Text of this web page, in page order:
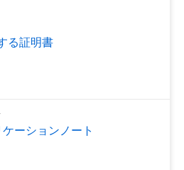
る証明書
ーションノート